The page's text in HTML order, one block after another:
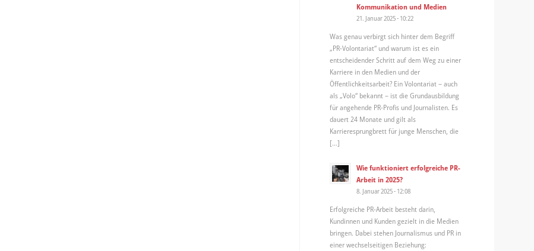
Kommunikation und Medien
21. Januar 2025 - 10:22
Was genau verbirgt sich hinter dem Begriff
„PR-Volontariat“ und warum ist es ein
entscheidender Schritt auf dem Weg zu einer
Karriere in den Medien und der
Öffentlichkeitsarbeit? Ein Volontariat – auch
als „Volo“ bekannt – ist die Grundausbildung
für angehende PR-Profis und Journalisten. Es
dauert 24 Monate und gilt als
Karrieresprungbrett für junge Menschen, die
[…]
Wie funktioniert erfolgreiche PR-
Arbeit in 2025?
8. Januar 2025 - 12:08
Erfolgreiche PR-Arbeit besteht darin,
Kundinnen und Kunden gezielt in die Medien
bringen. Dabei stehen Journalismus und PR in
einer wechselseitigen Beziehung: